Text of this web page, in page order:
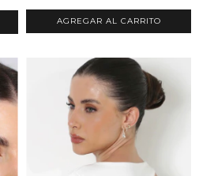
AGREGAR AL CARRITO